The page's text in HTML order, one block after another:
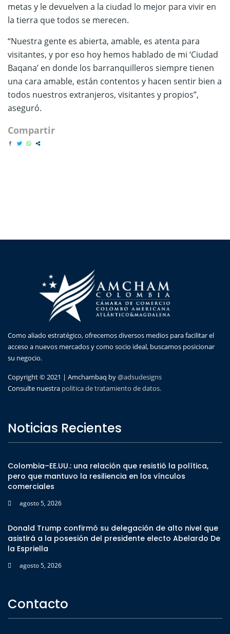
metas y le devuelven a la ciudad lo mejor para vivir en
la tierra que todos se merecen.
“Nuestra gente es abierta, amable, es atenta para
visitantes, y por eso hoy hemos hablado de mi ‘Ciudad
Baqana’ en donde los barranquilleros siempre tienen
una cara amable, están contentos y hacen sentir bien a
todos nuestros extranjeros, visitantes y propios”,
aseguró.
Compartir
Como aliado estratégico, ofrecemos diversos medios para facilitar el
acceso a nuevos mercados y como socio ideal, buscamos posicionar
su negocio.
Copyright © 2021 | Amchambaq by@adsudesigns
Consulte nuestra politica de tratamiento de datos.
Noticias Recientes
Colombia–EE.UU.: una relación que resistió la política,
pero que mantuvo la resiliencia en los vínculos
comerciales
agosto 5, 2026
Donald Trump confirmó su delegación de alto nivel que
asistirá a la posesión del presidente electo Abelardo De
la Espriella
agosto 5, 2026
Contacto